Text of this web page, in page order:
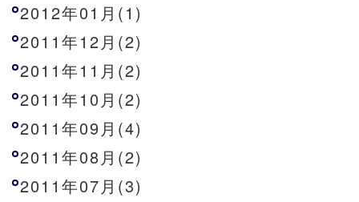
2012年01月(1)
2011年12月(2)
2011年11月(2)
2011年10月(2)
2011年09月(4)
2011年08月(2)
2011年07月(3)